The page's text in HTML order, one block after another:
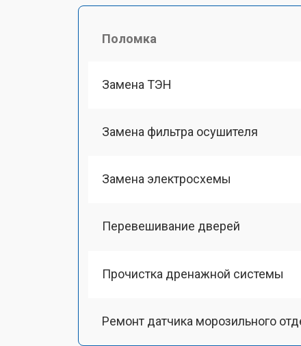
Поломка
Замена ТЭН
Замена фильтра осушителя
Замена электросхемы
Перевешивание дверей
Прочистка дренажной системы
Ремонт датчика морозильного